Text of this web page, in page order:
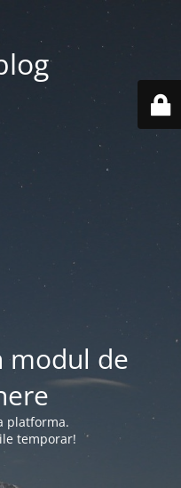
modul de
platforma.
temporar!